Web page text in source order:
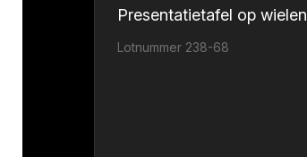
Presentatietafel op wielen
Lotnummer 238-68